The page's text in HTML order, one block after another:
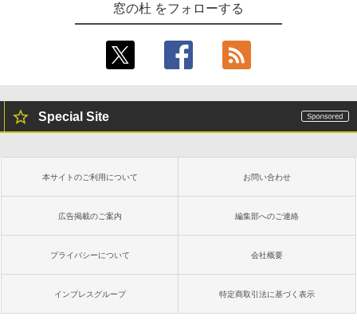
窓の杜 をフォローする
Special Site
本サイトのご利用について お問い合わせ
広告掲載のご案内 編集部へのご連絡
プライバシーについて 会社概要
インプレスグループ 特定商取引法に基づく表示